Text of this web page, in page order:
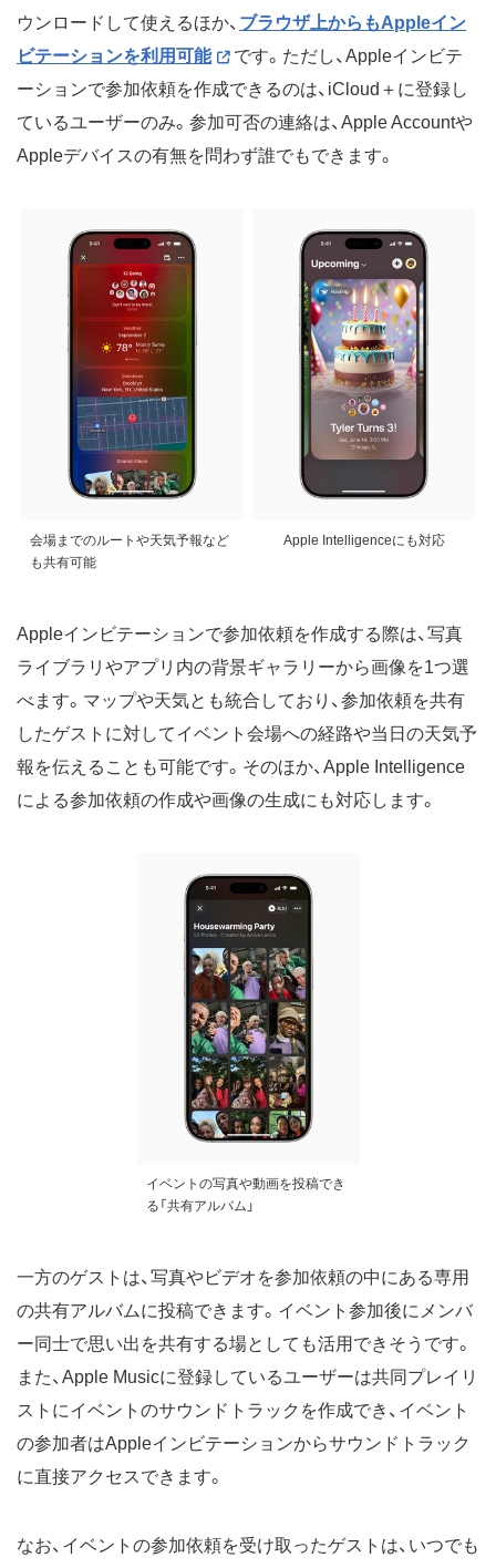
ウンロードして使えるほか、 ブラウザ上からもAppleイン
ビテーションを利用可能
です。ただし、Appleインビテ
ーションで参加依頼を作成できるのは、iCloud＋に登録し
ているユーザーのみ。参加可否の連絡は、Apple Accountや
Appleデバイスの有無を問わず誰でもできます。
会場までのルートや天気予報など
も共有可能
Apple Intelligenceにも対応
Appleインビテーションで参加依頼を作成する際は、写真
ライブラリやアプリ内の背景ギャラリーから画像を1つ選
べます。マップや天気とも統合しており、参加依頼を共有
したゲストに対してイベント会場への経路や当日の天気予
報を伝えることも可能です。そのほか、Apple Intelligence
による参加依頼の作成や画像の生成にも対応します。
イベントの写真や動画を投稿でき
る「共有アルバム」
一方のゲストは、写真やビデオを参加依頼の中にある専用
の共有アルバムに投稿できます。イベント参加後にメンバ
ー同士で思い出を共有する場としても活用できそうです。
また、Apple Musicに登録しているユーザーは共同プレイリ
ストにイベントのサウンドトラックを作成でき、イベント
の参加者はAppleインビテーションからサウンドトラック
に直接アクセスできます。
なお、イベントの参加依頼を受け取ったゲストは、いつでも